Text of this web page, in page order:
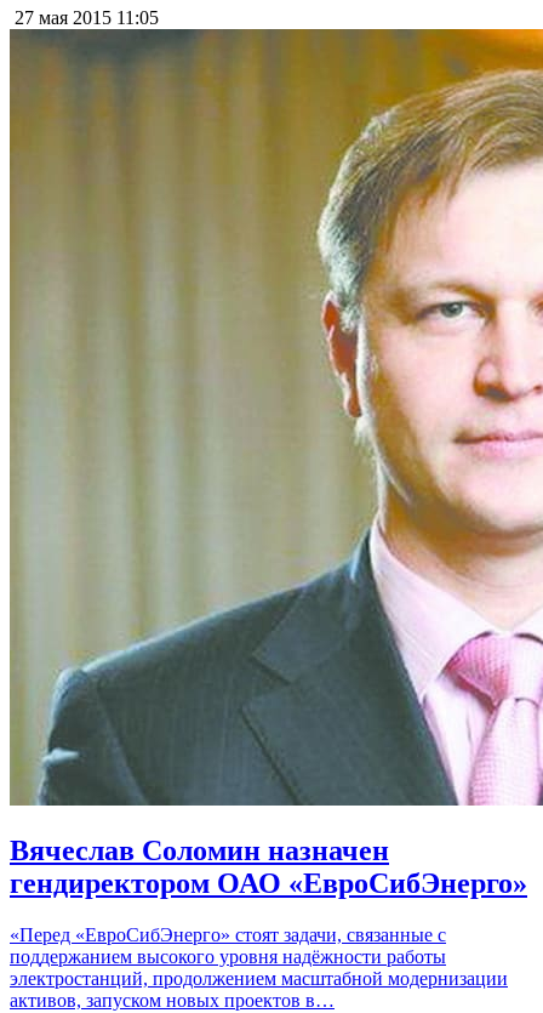
27 мая 2015 11:05
Вячеслав Соломин назначен
гендиректором ОАО «ЕвроСибЭнерго»
«Перед «ЕвроСибЭнерго» стоят задачи, связанные с
поддержанием высокого уровня надёжности работы
электростанций, продолжением масштабной модернизации
активов, запуском новых проектов в…